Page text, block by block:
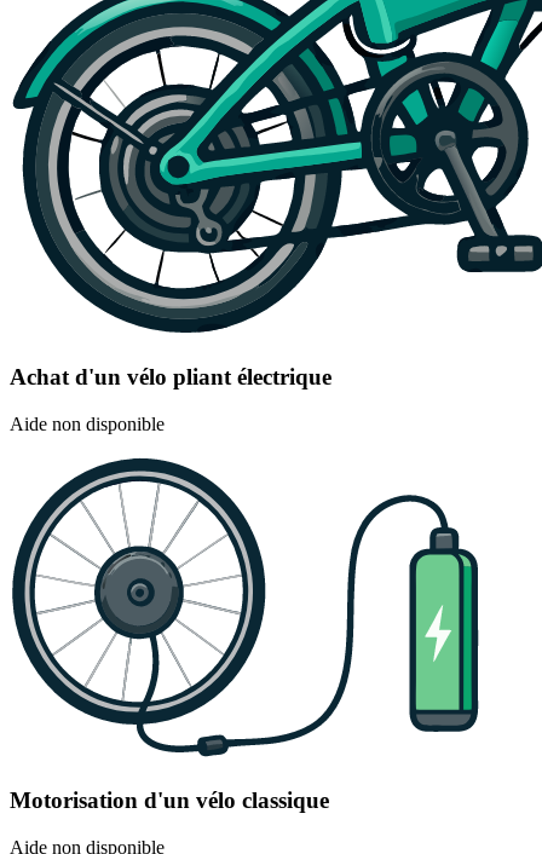
Achat d'un vélo pliant électrique
Aide non disponible
Motorisation d'un vélo classique
Aide non disponible